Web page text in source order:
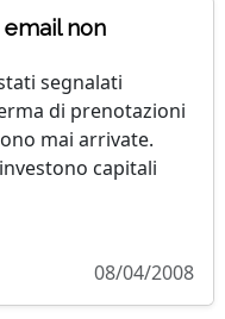
non
segnalati
di prenotazioni
mai arrivate.
capitali
08/04/2008